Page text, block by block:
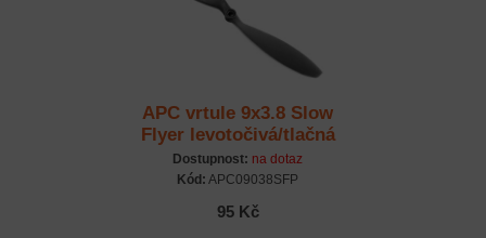
APC vrtule 9x3.8 Slow
Flyer levotočivá/tlačná
Dostupnost: na dotaz
Kód: APC09038SFP
95 Kč